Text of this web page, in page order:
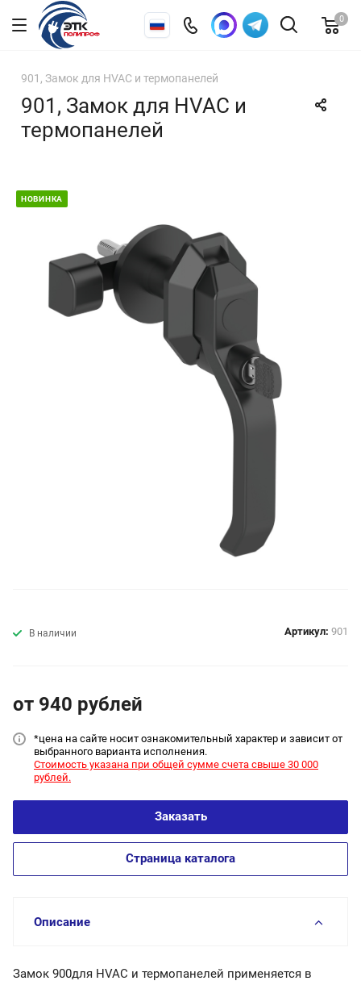
0
901, Замок для HVAC и термопанелей
901, Замок для HVAC и
термопанелей
НОВИНКА
В наличии Артикул: 901
от 940 рублей
*цена на сайте носит ознакомительный характер и зависит от
выбранного варианта исполнения.
Стоимость указана при общей сумме счета свыше 30 000
рублей.
Заказать
Страница каталога
Описание
Замок 900для HVAC и термопанелей применяется в